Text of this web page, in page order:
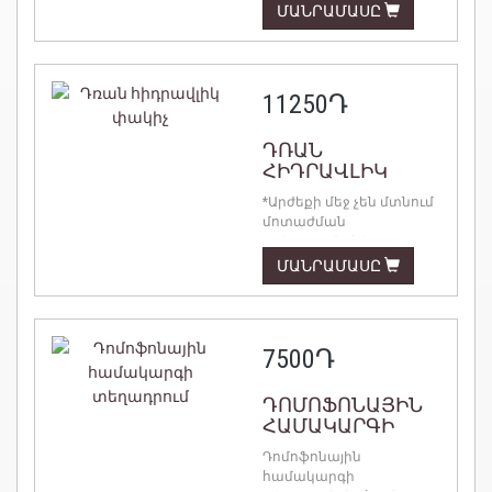
ՄԱՆՐԱՄԱՍԸ
11250Դ
ԴՌԱՆ
ՀԻԴՐԱՎԼԻԿ
ՓԱԿԻՉ
*Արժեքի մեջ չեն մտնում
մոտաժման
ՄԱՆՐԱՄԱՍԸ
7500Դ
ԴՈՄՈՖՈՆԱՅԻՆ
ՀԱՄԱԿԱՐԳԻ
ՏԵՂԱԴՐՈՒՄ
Դոմոֆոնային
համակարգի